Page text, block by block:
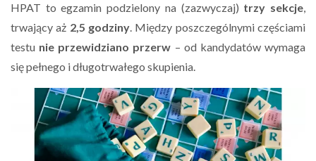
HPAT to egzamin podzielony na (zazwyczaj) trzy sekcje,
trwający aż 2,5 godziny. Między poszczególnymi częściami
testu nie przewidziano przerw – od kandydatów wymaga
się pełnego i długotrwałego skupienia.